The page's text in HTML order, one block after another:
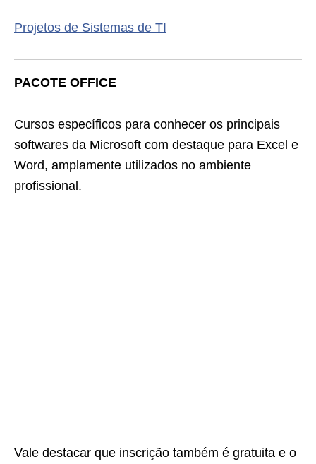
Projetos de Sistemas de TI
PACOTE OFFICE
Cursos específicos para conhecer os principais
softwares da Microsoft com destaque para Excel e
Word, amplamente utilizados no ambiente
profissional.
Vale destacar que inscrição também é gratuita e o